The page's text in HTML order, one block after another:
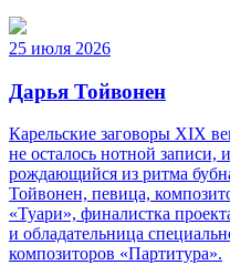
25 июля 2026
Дарья Тойвонен
Карельские заговоры XIX
не осталось нотной записи,
рождающийся из ритма
Тойвонен, певица,
«Туари», финалистка
и обладательница
композиторов «Партитура».